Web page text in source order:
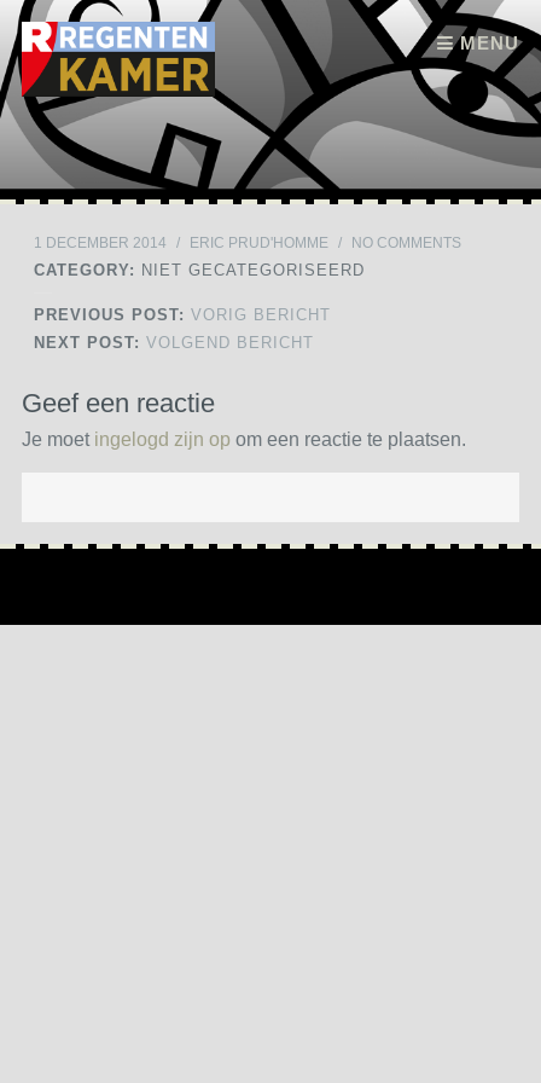
MENU
Skip to content
1 DECEMBER 2014 / ERIC PRUD'HOMME / NO COMMENTS
CATEGORY: NIET GECATEGORISEERD
PREVIOUS POST: VORIG BERICHT
NEXT POST: VOLGEND BERICHT
Geef een reactie
Je moet ingelogd zijn op om een reactie te plaatsen.